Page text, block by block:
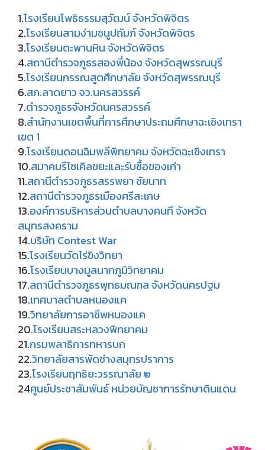
1.โรงเรียนโพธิธรรมสุวัฒน์ จังหวัดพิจิตร
2.โรงเรียนสามง่ามชนูปถัมภ์ จังหวัดพิจิตร
3.โรงเรียนตะพานหินจังหวัดพิจิตร
4.สถานีตำรวจภูธรสองพี่น้อง จังหวัดสุพรรณบุรี
5.โรงเรียนกรรณสูตศึกษาลัย จังหวัดสุพรรณบุรี
6.สภ.ลาดยาว จว.นครสวรรค์
7.ตำรวจภูธรจังหวัดนครสวรรค์
8.สำนักงานเขตพื้นที่การศึกษาประถมศึกษาฉะเชิงเทรา
เขต 1
9.โรงเรียนดอนฉิมพลีพิทยาคม จังหวัดฉะเชิงเทรา
10.สมาคมรีไซเคิลขยะและรับซื้อของเก่า
11.สถานีตำรวจภูธรสรรพยา ชัยนาท
12.สถานีตำรวจภูธรเมืองศรีสะเกษ
13.องค์การบริหารส่วนตำบลบางคนที จังหวัด
สมุทรสงคราม
14.บริษัท Contest War
15.โรงเรียนวัดไร่ขิงวิทยา
16.โรงเรียนบางมูลนากภูมิวิทยาคม
17.สถานีตำรวจภูธรพุทธมณฑล จังหวัดนครปฐม
18.เทศบาลตําบลหนองแค
19.วิทยาลัยการอาชีพหนองแค
20.โรงเรียนสระหลวงพิทยาคม
21.กรมพลาธิการทหารบก
22.วิทยาลัยสารพัดช่างสมุทรปราการ
23.โรงเรียนฤทธิยะวรรณาลัย ๒
24ศูนย์ประชาสัมพันธ์ หน่วยบัญชาการรักษาดินแดน